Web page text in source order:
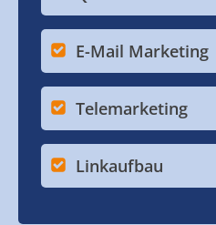
E-Mail Marketing
Telemarketing
Linkaufbau